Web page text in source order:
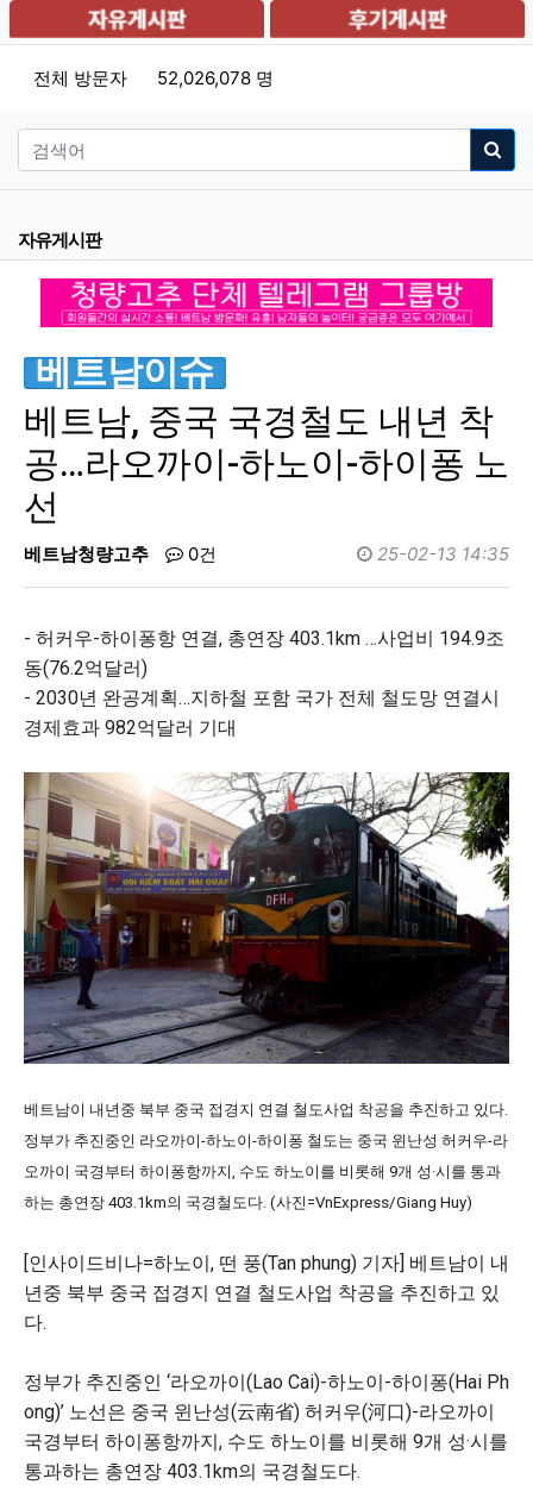
전체 방문자 52,026,078 명
자유게시판
베트남이슈
베트남, 중국 국경철도 내년 착
공…라오까이-하노이-하이퐁 노
선
베트남청량고추 0건 25-02-13 14:35
- 허커우-하이퐁항 연결, 총연장 403.1km …사업비 194.9조
동(76.2억달러)
- 2030년 완공계획…지하철 포함 국가 전체 철도망 연결시
경제효과 982억달러 기대
베트남이 내년중 북부 중국 접경지 연결 철도사업 착공을 추진하고 있다.
정부가 추진중인 라오까이-하노이-하이퐁 철도는 중국 윈난성 허커우-라
오까이 국경부터 하이퐁항까지, 수도 하노이를 비롯해 9개 성·시를 통과
하는 총연장 403.1km의 국경철도다. (사진=VnExpress/Giang Huy)
[인사이드비나=하노이, 떤 풍(Tan phung) 기자] 베트남이 내
년중 북부 중국 접경지 연결 철도사업 착공을 추진하고 있
다.
정부가 추진중인 ‘라오까이(Lao Cai)-하노이-하이퐁(Hai Ph
ong)’ 노선은 중국 윈난성(云南省) 허커우(河口)-라오까이
국경부터 하이퐁항까지, 수도 하노이를 비롯해 9개 성·시를
통과하는 총연장 403.1km의 국경철도다.